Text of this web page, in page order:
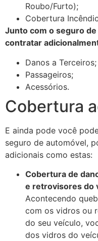
Roubo/Furto);
Cobertura
Junto com o seguro
contratar
Danos a Terceiros;
Passageiros;
Acessórios.
Cobertura
E ainda pode você
seguro de automóvel,
adicionais como estas:
Cobertura de
e retrovisores do
Acontecendo
com os vidros ou
do seu veículo,
dos vidros do